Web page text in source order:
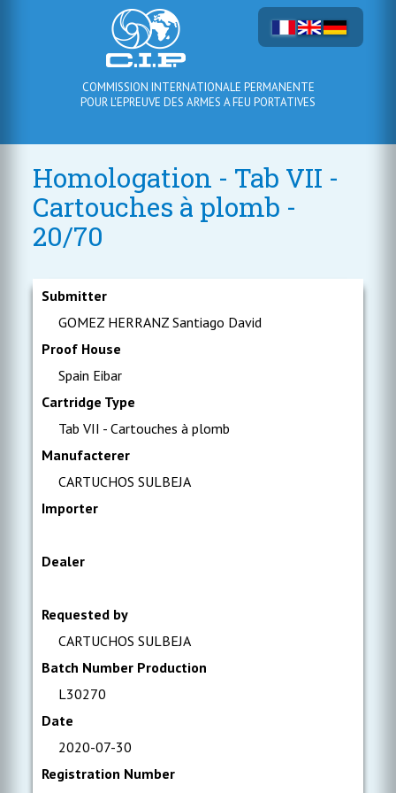
COMMISSION INTERNATIONALE PERMANENTE
POUR L'EPREUVE DES ARMES A FEU PORTATIVES
Homologation - Tab VII -
Cartouches à plomb -
20/70
Submitter
GOMEZ HERRANZ Santiago David
Proof House
Spain Eibar
Cartridge Type
Tab VII - Cartouches à plomb
Manufacterer
CARTUCHOS SULBEJA
Importer
Dealer
Requested by
CARTUCHOS SULBEJA
Batch Number Production
L30270
Date
2020-07-30
Registration Number